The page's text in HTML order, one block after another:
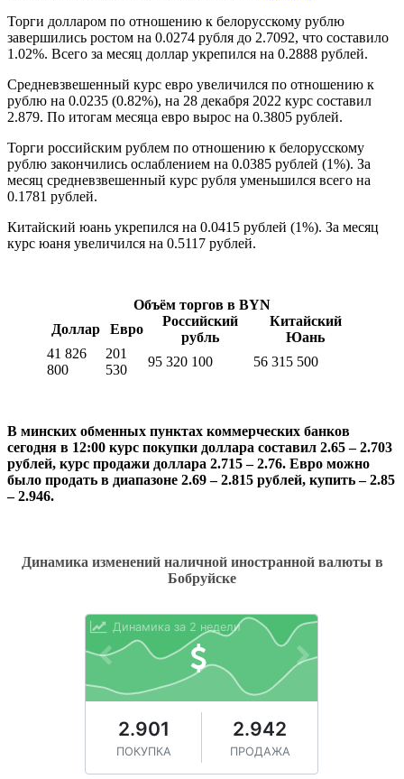
Торги долларом по отношению к белорусскому рублю
завершились ростом на 0.0274 рубля до 2.7092, что составило
1.02%. Всего за месяц доллар укрепился на 0.2888 рублей.
Средневзвешенный курс евро увеличился по отношению к
рублю на 0.0235 (0.82%), на 28 декабря 2022 курс составил
2.879. По итогам месяца евро вырос на 0.3805 рублей.
Торги российским рублем по отношению к белорусскому
рублю закончились ослаблением на 0.0385 рублей (1%). За
месяц средневзвешенный курс рубля уменьшился всего на
0.1781 рублей.
Китайский юань укрепился на 0.0415 рублей (1%). За месяц
курс юаня увеличился на 0.5117 рублей.
Объём торгов в BYN
Доллар
Евро
Российский
рубль
Китайский
Юань
41 826
800
201
530
95 320 100 56 315 500
В минских обменных пунктах коммерческих банков
сегодня в 12:00 курс покупки доллара составил 2.65 – 2.703
рублей, курс продажи доллара 2.715 – 2.76. Евро можно
было продать в диапазоне 2.69 – 2.815 рублей, купить – 2.85
– 2.946.
Динамика изменений наличной иностранной валюты в
Бобруйске